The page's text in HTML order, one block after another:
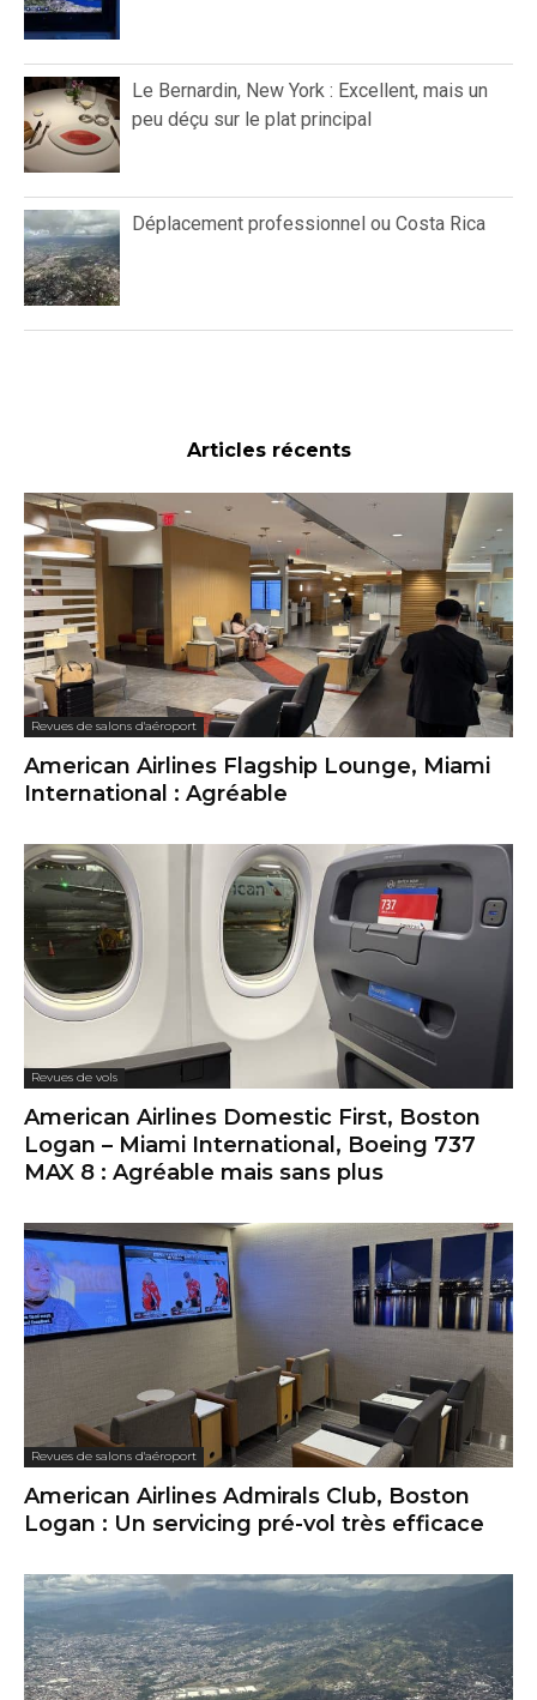
Le Bernardin, New York : Excellent, mais un
peu déçu sur le plat principal
Déplacement professionnel ou Costa Rica
Articles récents
Revues de salons d'aéroport
American Airlines Flagship Lounge, Miami
International : Agréable
Revues de vols
American Airlines Domestic First, Boston
Logan – Miami International, Boeing 737
MAX 8 : Agréable mais sans plus
Revues de salons d'aéroport
American Airlines Admirals Club, Boston
Logan : Un servicing pré-vol très efficace